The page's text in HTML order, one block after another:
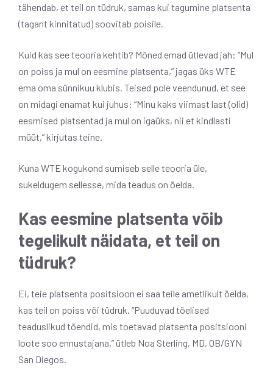
tähendab, et teil on tüdruk, samas kui tagumine platsenta
(tagant kinnitatud) soovitab poisile.
Kuid kas see teooria kehtib? Mõned emad ütlevad jah: “Mul
on poiss ja mul on eesmine platsenta,” jagas üks WTE
ema oma sünnikuu klubis. Teised pole veendunud, et see
on midagi enamat kui juhus: “Minu kaks viimast last (olid)
eesmised platsentad ja mul on igaüks, nii et kindlasti
müüt,” kirjutas teine.
Kuna WTE kogukond sumiseb selle teooria üle,
sukeldugem sellesse, mida teadus on öelda.
Kas eesmine platsenta võib
tegelikult näidata, et teil on
tüdruk?
Ei, teie platsenta positsioon ei saa teile ametlikult öelda,
kas teil on poiss või tüdruk. “Puuduvad tõelised
teaduslikud tõendid, mis toetavad platsenta positsiooni
loote soo ennustajana,” ütleb Noa Sterling, MD, OB/GYN
San Diegos.